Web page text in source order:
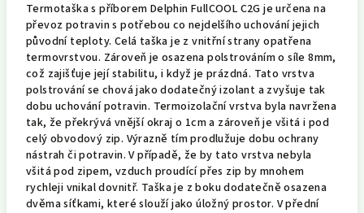
Termotaška s příborem Delphin FullCOOL C2G je určena na
převoz potravin s potřebou co nejdelšího uchování jejich
původní teploty. Celá taška je z vnitřní strany opatřena
termovrstvou. Zároveň je osazena polstrováním o síle 8mm,
což zajišťuje její stabilitu, i když je prázdná. Tato vrstva
polstrování se chová jako dodatečný izolant a zvyšuje tak
dobu uchování potravin. Termoizolační vrstva byla navržena
tak, že překrývá vnější okraj o 1cm a zároveň je všitá i pod
celý obvodový zip. Výrazně tím prodlužuje dobu ochrany
nástrah či potravin. V případě, že by tato vrstva nebyla
všitá pod zipem, vzduch proudící přes zip by mnohem
rychleji vnikal dovnitř. Taška je z boku dodatečně osazena
dvěma síťkami, které slouží jako úložný prostor. V přední